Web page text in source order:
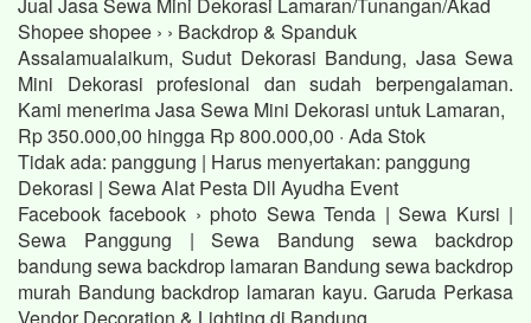
Shopee shopee › › Backdrop & Spanduk
Assalamualaikum, Sudut Dekorasi Bandung, Jasa Sewa
Mini Dekorasi profesional dan sudah berpengalaman.
Kami menerima Jasa Sewa Mini Dekorasi untuk Lamaran,
Rp 350.000,00 hingga Rp 800.000,00 · ‎Ada Stok
Tidak ada: panggung ‎| Harus menyertakan: panggung
Dekorasi | Sewa Alat Pesta Dll Ayudha Event
Facebook facebook › photo Sewa Tenda | Sewa Kursi |
Sewa Panggung | Sewa Bandung sewa backdrop
bandung sewa backdrop lamaran Bandung sewa backdrop
murah Bandung backdrop lamaran kayu. Garuda Perkasa